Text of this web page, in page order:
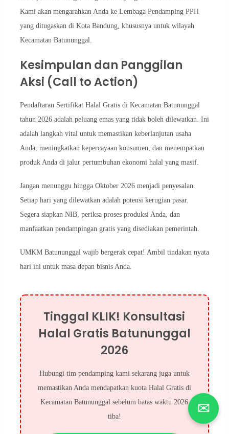
Kami akan mengarahkan Anda ke Lembaga Pendamping PPH
yang ditugaskan di Kota Bandung, khususnya untuk wilayah
Kecamatan Batununggal.
Kesimpulan dan Panggilan
Aksi (Call to Action)
Pendaftaran Sertifikat Halal Gratis di Kecamatan Batununggal
tahun 2026 adalah peluang emas yang tidak boleh dilewatkan. Ini
adalah langkah vital untuk memastikan keberlanjutan usaha
Anda, meningkatkan kepercayaan konsumen, dan menempatkan
produk Anda di jalur pertumbuhan ekonomi halal yang masif.
Jangan menunggu hingga Oktober 2026 menjadi penyesalan.
Setiap hari yang dilewatkan adalah potensi kerugian pasar.
Segera siapkan NIB, periksa proses produksi Anda, dan
manfaatkan pendampingan gratis yang disediakan pemerintah.
UMKM Batununggal wajib bergerak cepat! Ambil tindakan nyata
hari ini untuk masa depan bisnis Anda.
Tinggal KLIK! Konsultasi
Halal Gratis Batununggal
2026
Hubungi tim pendamping kami sekarang juga untuk
memastikan Anda mendapatkan kuota Halal Gratis di
Kecamatan Batununggal sebelum batas waktu 2026
tiba!
✉